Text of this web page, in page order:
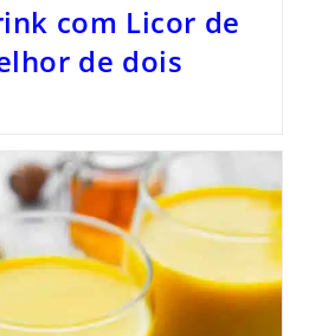
com Licor de
de dois